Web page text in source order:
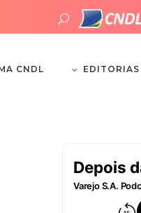
CNDL EDITORIAS